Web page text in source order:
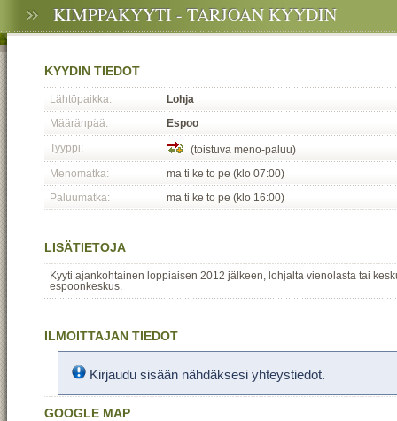
KIMPPAKYYTI - TARJOAN KYYDIN
KYYDIN TIEDOT
Lähtöpaikka:
Lohja
Määränpää:
Espoo
Tyyppi:
(toistuva meno-paluu)
Menomatka:
ma ti ke to pe (klo 07:00)
Paluumatka:
ma ti ke to pe (klo 16:00)
LISÄTIETOJA
Kyyti ajankohtainen loppiaisen 2012 jälkeen, lohjalta vienolasta tai
espoonkeskus.
ILMOITTAJAN TIEDOT
Kirjaudu sisään nähdäksesi yhteystiedot.
GOOGLE MAP